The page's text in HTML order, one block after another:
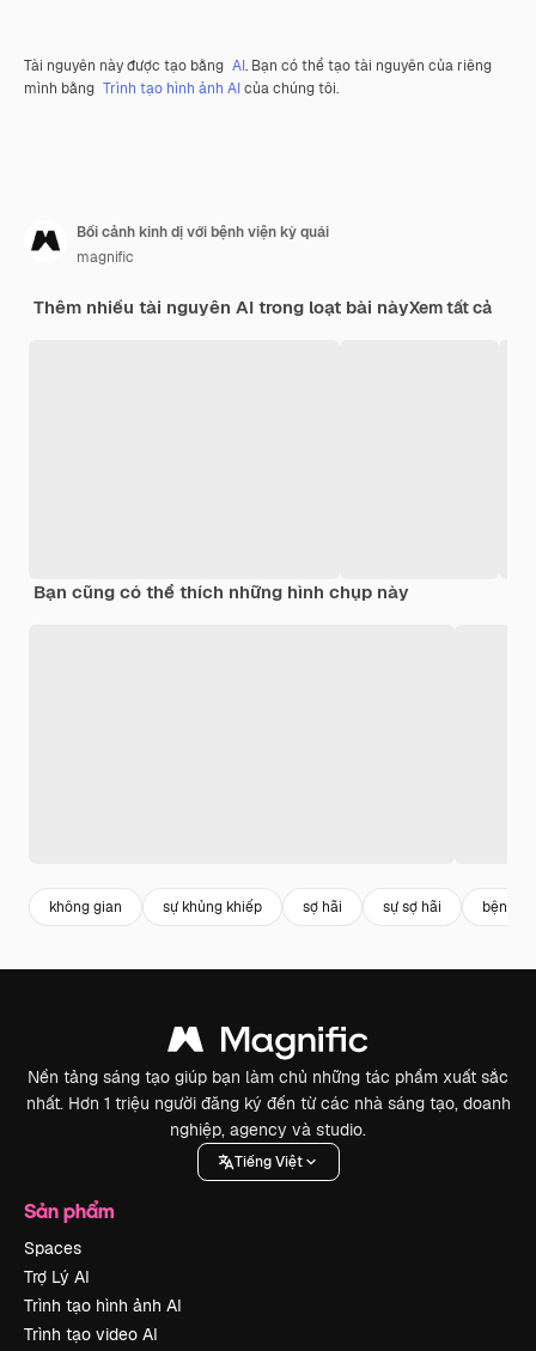
Tài nguyên này được tạo bằng AI. Bạn có thể tạo tài nguyên của riêng
mình bằng Trình tạo hình ảnh AIcủa chúng tôi.
Bối cảnh kinh dị với bệnh viện kỳ quái
magnific
Thêm nhiều tài nguyên AI trong loạt bài nàyXem tất cả
Bạn cũng có thể thích những hình chụp này
không gian sự khủng khiếp sợ hãi sự sợ hãi bệnh
Nền tảng sáng tạo giúp bạn làm chủ những tác phẩm xuất sắc
nhất. Hơn 1 triệu người đăng ký đến từ các nhà sáng tạo, doanh
nghiệp, agency và studio.
Tiếng Việt
Sản phẩm
Spaces
Trợ Lý AI
Trình tạo hình ảnh AI
Trình tạo video AI